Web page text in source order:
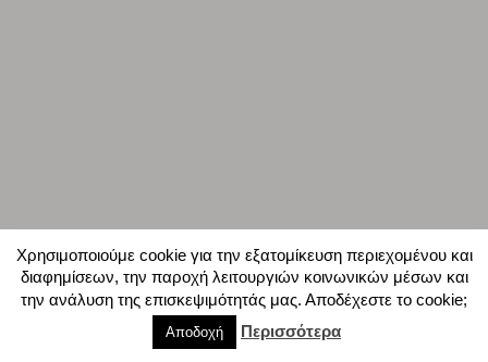
Χρησιμοποιούμε cookie για την εξατομίκευση περιεχομένου και
διαφημίσεων, την παροχή λειτουργιών κοινωνικών μέσων και
την ανάλυση της επισκεψιμότητάς μας. Αποδέχεστε το cookie;
Αποδοχή Περισσότερα